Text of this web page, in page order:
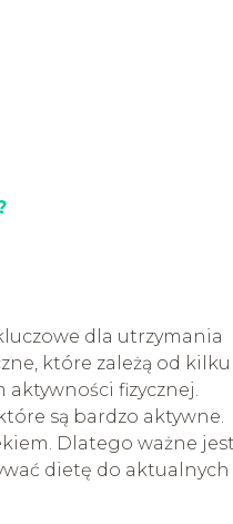
dla utrzymania
które zależą od kilku
fizycznej.
są bardzo aktywne.
Dlatego ważne jest,
dietę do aktualnych